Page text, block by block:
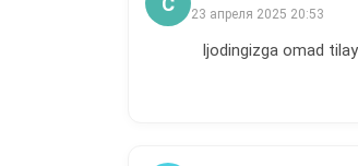
23 апреля 2025 20:53
Ijodingizga omad